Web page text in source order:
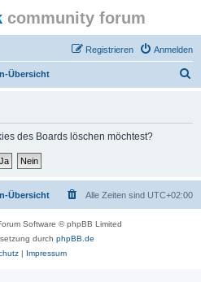
community forum
Anmelden
Registrieren
Übersicht
des Boards löschen möchtest?
Übersicht Alle Zeiten sind UTC+02:00
Software © phpBB Limited
durch phpBB.de
| Impressum